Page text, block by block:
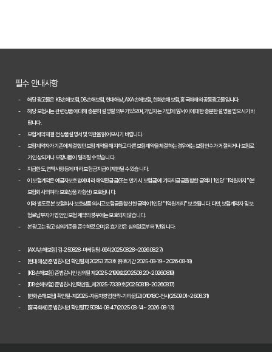
놓치면 손해! 2026년 자동차보험 비교, 이것만은 꼭 확인하세요
2026년 자동차보험 현명하게 비교하는 3가지 핵심 전략
2026년 자동차보험 현명하게 비교하는 3가지 방법
자동차보험료 100만원 절약, 숨겨진 꿀팁 대방출
자동차보험, 다이렉트로 저렴하게 가입하는 비법 공개
내 차에 딱 맞는 자동차보험, 비교하고 고르는 완벽 가이드
2026 자동차보험 다이렉트 비교견적: 숨은 혜택 찾고 보험료 낮추는
자동차보험 다이렉트 비교사이트, 숨겨진 할인 꿀팁으로 진짜 최저가
다이렉트 자동차보험료 아끼는 법: 2026년 견적, 숨겨진 할인 꿀팁 대
필수 안내사항
해당 광고물은 KB손해보험, DB손해보험, 현대해상, AXA손해보험, 한화손해보험, 흥국화재의 공동광고물입니다.
해당 보험사는 관련 상품에 대해 충분히 설명할 의무가 있으며, 가입자는 가입에 앞서 이에 대한 충분한 설명을 받으시기 바
랍니다.
보험계약 체결 전 상품설명서 및 약관을 읽어보시기 바랍니다.
보험계약자가 기존에 체결했던 보험계약을 해지하고 다른 보험계약을 체결하는 경우에는 보험인수가 거절되거나 보험료
가 인상되거나 보장내용이 달라질 수 있습니다.
지급한도, 면책사항 등에 따라 보험금 지급이 제한될 수 있습니다.
이 보험계약은 예금자보호법에 따라 해약환급금(또는 만기 시 보험금)에 기타지급금을 합한 금액이 1인당 "1억원까지"(본
보험회사의 여타 보호상품과 합산) 보호됩니다.
이와 별도로 본 보험회사 보호상품의 사고보험금을 합산한 금액이 1인당 "1억원까지" 보호됩니다. 다만, 보험계약자 및 보
험료납부자가 법인인 보험계약의 경우에는 보호되지 않습니다.
본 광고는 광고심의기준을 준수하였으며, 유효기간은 심의일로부터 1년입니다.
[AXA손해보험] 검-250828-마케팅팀-664(2025.08.28~2026.08.27)
[현대해상] 준법감시인 확인필 제20253753호 (유효기간 2025-08-19 ~ 2026-08-18)
[KB손해보험] 준법감시인 심의필 제2025-2199호(2025.08.20~2026.08.19)
[DB손해보험] 준법감시인확인필_제2025-7339호(2025.08.18~2026.08.17)
[한화손해보험] 확인필-제2025-자동차영업전략-기타(광고)04048C-전사(25.09.01~26.08.31)
[흥국화재] 준법감시인 확인필T250814-08-47 (2025-08-14 ~ 2026-08-13)